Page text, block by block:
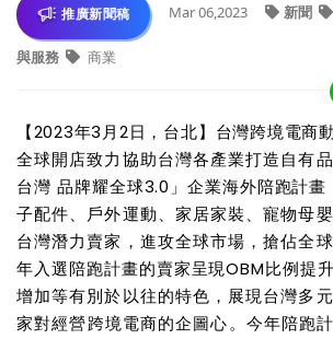
推廣新聞稿 Mar 06,2023 新聞
與服務 商業
【2023年3月2日，台北】台灣跨境電商
全球開店致力協助台灣各產業打造自有
台灣 品牌耀全球3.0」企業海外陪跑計畫
子配件、戶外運動、家居家裝、寵物母
台灣潛力賣家，進攻全球市場，搶佔全
年入選陪跑計畫的賣家呈現OBM比例提
增加等有別於以往的特色，展現台灣多
家對經營跨境電商的企圖心。今年陪跑